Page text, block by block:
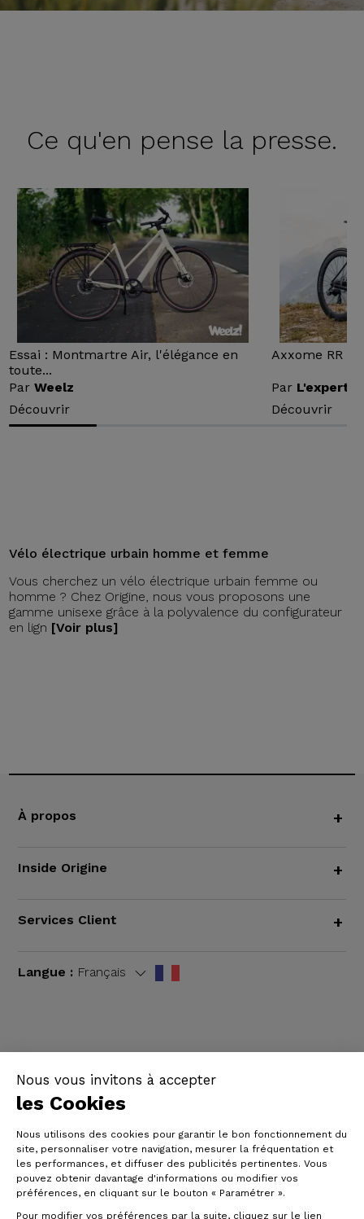
Nous vous invitons à accepter
les Cookies
Nous utilisons des cookies pour garantir le bon fonctionnement du
site, personnaliser votre navigation, mesurer la fréquentation et
les performances, et diffuser des publicités pertinentes. Vous
pouvez obtenir davantage d'informations ou modifier vos
préférences, en cliquant sur le bouton « Paramétrer ».
Pour modifier vos préférences par la suite, cliquez sur le lien
Ce qu'en pense la presse.
Essai : Montmartre Air, l'élégance en
toute...
ParWeelz
Découvrir
Axxome RR :
Par L'expert
Découvrir
Vélo électrique urbain homme et femme
Vous cherchez un vélo électrique urbain femme ou
homme ? Chez Origine, nous vous proposons une
gamme unisexe grâce à la polyvalence du configurateur
en lign [Voir plus]
À propos +
Inside Origine +
Services Client +
Langue : Français